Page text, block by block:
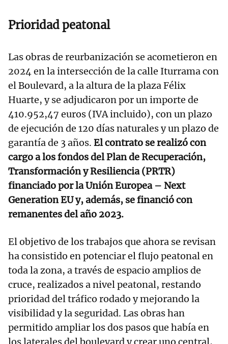
Prioridad peatonal
Las obras de reurbanización se acometieron en
2024 en la intersección de la calle Iturrama con
el Boulevard, a la altura de la plaza Félix
Huarte, y se adjudicaron por un importe de
410.952,47 euros (IVA incluido), con un plazo
de ejecución de 120 días naturales y un plazo de
garantía de 3 años. El contrato se realizó con
cargo a los fondos del Plan de Recuperación,
Transformación y Resiliencia (PRTR)
financiado por la Unión Europea – Next
Generation EU y, además, se financió con
remanentes del año 2023.
El objetivo de los trabajos que ahora se revisan
ha consistido en potenciar el flujo peatonal en
toda la zona, a través de espacio amplios de
cruce, realizados a nivel peatonal, restando
prioridad del tráfico rodado y mejorando la
visibilidad y la seguridad. Las obras han
permitido ampliar los dos pasos que había en